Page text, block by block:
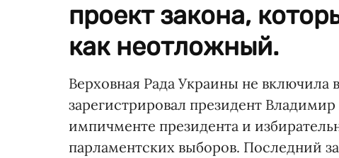
проект закона,
как неотложный.
Верховная Рада Украины не включила
зарегистрировал президент
импичменте президента и
парламентских выборов. Последний